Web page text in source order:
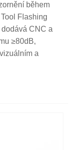
během
Flashing
CNC a
≥80dB,
a